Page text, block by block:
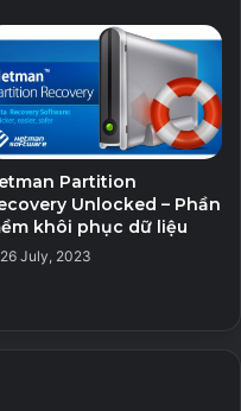
chữa file video bị lỗi
Gate Unlocked –
trợ chia sẻ kết nối USB
Partition
Unlocked – Phần
khôi phục dữ liệu
26 July, 2023